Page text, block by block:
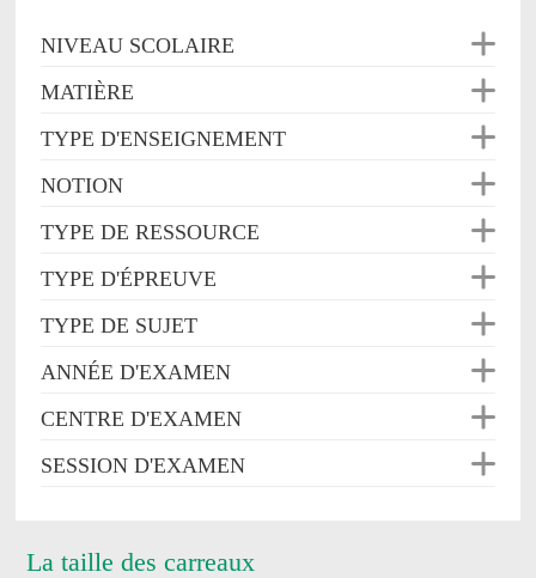
NIVEAU SCOLAIRE
MATIÈRE
TYPE D'ENSEIGNEMENT
NOTION
TYPE DE RESSOURCE
TYPE D'ÉPREUVE
TYPE DE SUJET
ANNÉE D'EXAMEN
CENTRE D'EXAMEN
SESSION D'EXAMEN
La taille des carreaux